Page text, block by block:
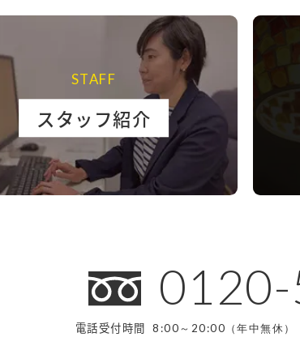
STAFF
スタッフ紹介
電話受付時間8:00～20:00（年中無休）